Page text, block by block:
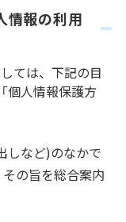
情報の利用
ては、下記の目
個人情報保護方
しなど)のなかで
の旨を総合案内